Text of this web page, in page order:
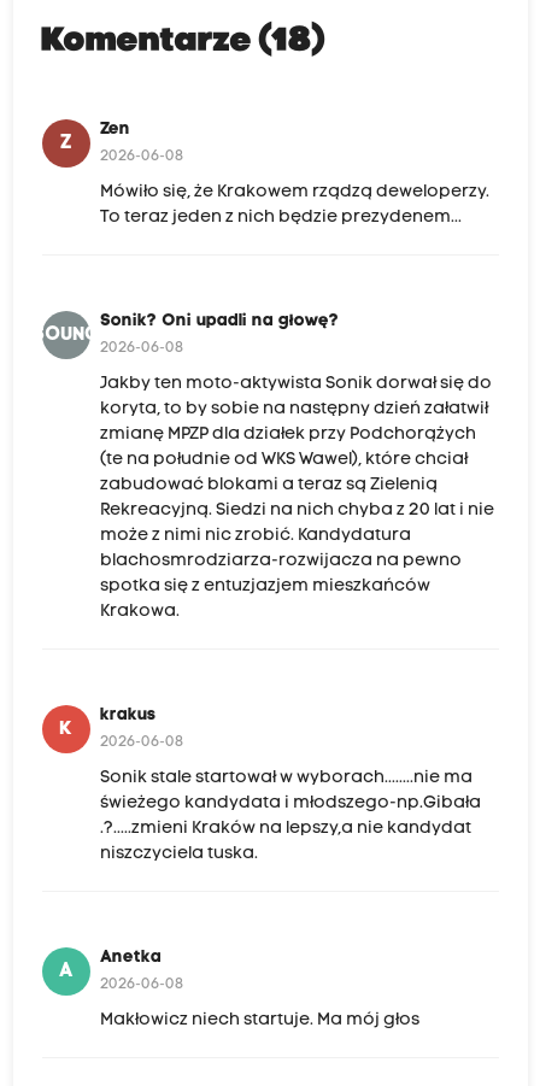
Komentarze (18)
Z
Zen
2026-06-08
Mówiło się, że Krakowem rządzą deweloperzy.
To teraz jeden z nich będzie prezydenem...
SOUNG
Sonik? Oni upadli na głowę?
2026-06-08
Jakby ten moto-aktywista Sonik dorwał się do
koryta, to by sobie na następny dzień załatwił
zmianę MPZP dla działek przy Podchorążych
(te na południe od WKS Wawel), które chciał
zabudować blokami a teraz są Zielenią
Rekreacyjną. Siedzi na nich chyba z 20 lat i nie
może z nimi nic zrobić. Kandydatura
blachosmrodziarza-rozwijacza na pewno
spotka się z entuzjazjem mieszkańców
Krakowa.
K
krakus
2026-06-08
Sonik stale startował w wyborach........nie ma
świeżego kandydata i młodszego-np.Gibała
.?.....zmieni Kraków na lepszy,a nie kandydat
niszczyciela tuska.
A
Anetka
2026-06-08
Makłowicz niech startuje. Ma mój głos